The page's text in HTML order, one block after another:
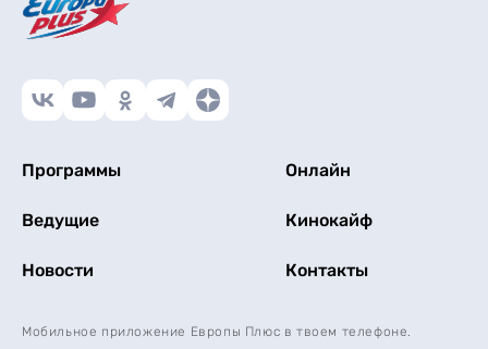
Программы Онлайн
Ведущие Кинокайф
Новости Контакты
Мобильное приложение Европы Плюс в твоем телефоне.